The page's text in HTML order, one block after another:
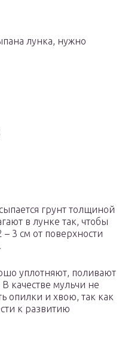
лунка, нужно
грунт толщиной
в лунке так, чтобы
3 см от поверхности
уплотняют, поливают
качестве мульчи не
опилки и хвою, так как
к развитию